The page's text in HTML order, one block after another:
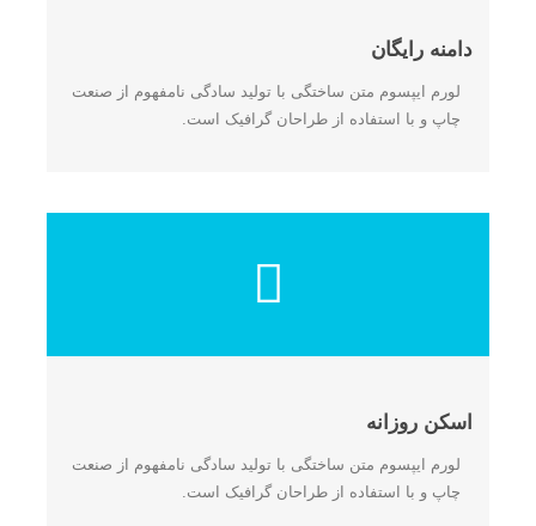
دامنه رایگان
لورم ایپسوم متن ساختگی با تولید سادگی نامفهوم از صنعت
چاپ و با استفاده از طراحان گرافیک است.
اسکن روزانه
لورم ایپسوم متن ساختگی با تولید سادگی نامفهوم از صنعت
چاپ و با استفاده از طراحان گرافیک است.